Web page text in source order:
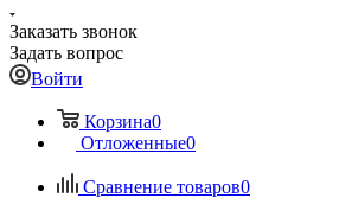
Заказать звонок
Задать вопрос
Войти
Корзина0
Отложенные0
Сравнение товаров0